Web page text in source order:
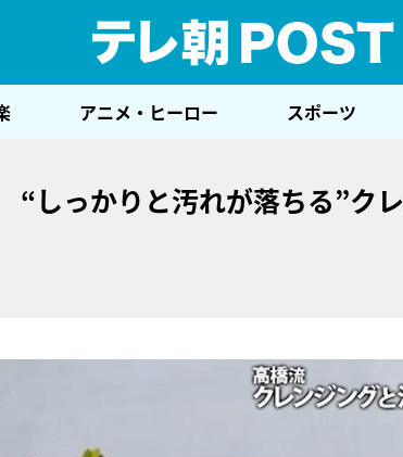
アニメ・ヒーロー スポーツ
“しっかりと汚れが落ちる”ク